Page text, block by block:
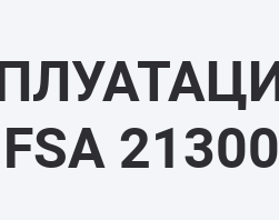
21300